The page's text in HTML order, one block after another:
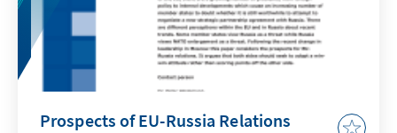
Prospects of EU-Russia Relations